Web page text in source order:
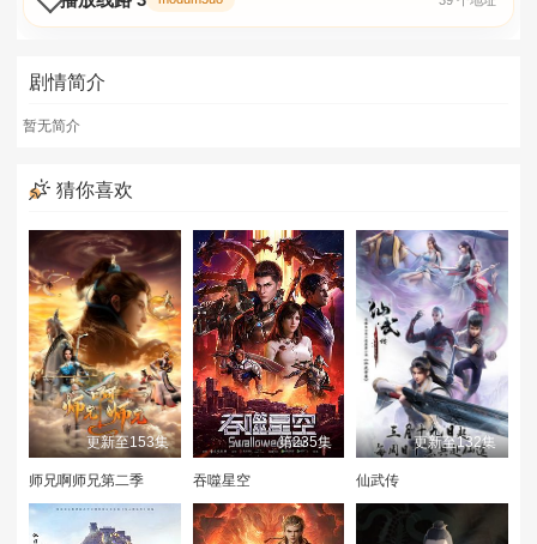
第25集
第34集 第35集 第36集
第37集 第38集 第39集
剧情简介
暂无简介
猜你喜欢
更新至153集
师兄啊师兄第二季
第235集
吞噬星空
更新至132集
仙武传